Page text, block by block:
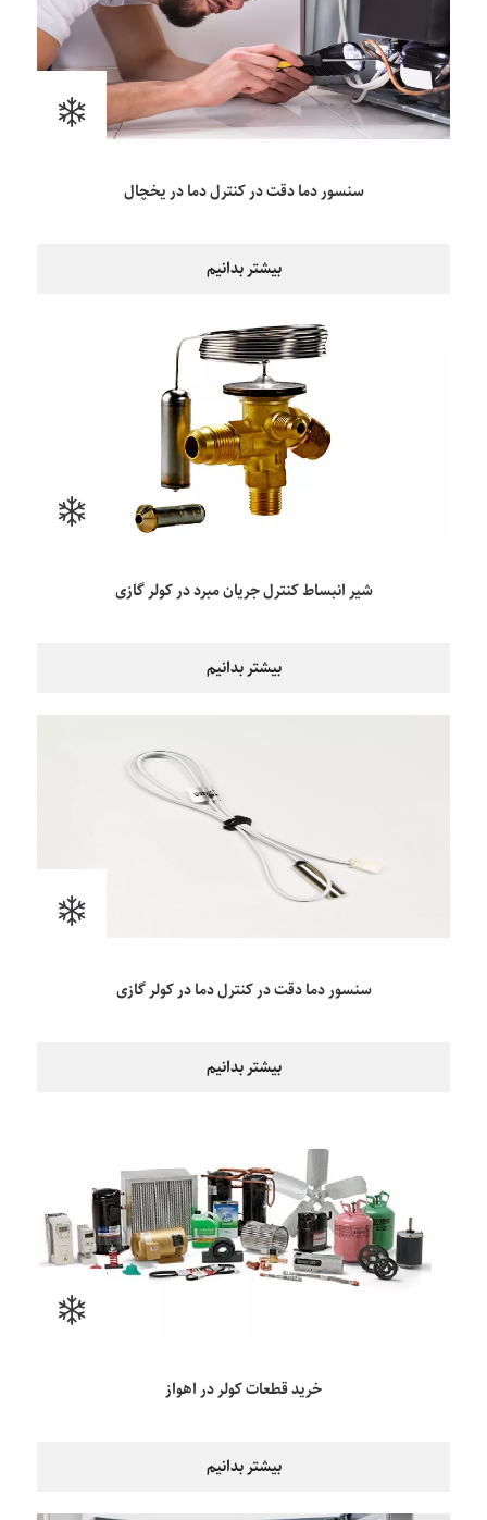
سنسور دما دقت در کنترل دما در یخچال
بیشتر بدانیم
شیر انبساط کنترل جریان مبرد در کولر گازی
بیشتر بدانیم
سنسور دما دقت در کنترل دما در کولر گازی
بیشتر بدانیم
خرید قطعات کولر در اهواز
بیشتر بدانیم